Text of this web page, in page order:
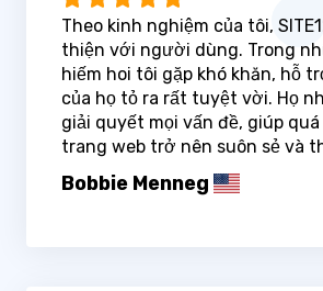
Theo kinh nghiệm của tôi,
thiện với người dùng. Trong
hiếm hoi tôi gặp khó khăn, hỗ
của họ tỏ ra rất tuyệt vời. Họ
giải quyết mọi vấn đề, giúp
trang web trở nên suôn sẻ và
Bobbie Menneg